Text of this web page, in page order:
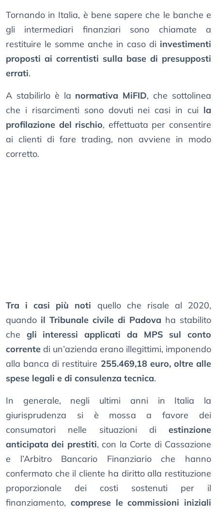
Tornando in Italia, è bene sapere che le banche e
gli intermediari finanziari sono chiamate a
restituire le somme anche in caso di investimenti
proposti ai correntisti sulla base di presupposti
errati.
A stabilirlo è la normativa MiFID, che sottolinea
che i risarcimenti sono dovuti nei casi in cui la
profilazione del rischio, effettuata per consentire
ai clienti di fare trading, non avviene in modo
corretto.
Tra i casi più noti quello che risale al 2020,
quando il Tribunale civile di Padova ha stabilito
che gli interessi applicati da MPS sul conto
corrente di un’azienda erano illegittimi, imponendo
alla banca di restituire 255.469,18 euro, oltre alle
spese legali e di consulenza tecnica.
In generale, negli ultimi anni in Italia la
giurisprudenza si è mossa a favore dei
consumatori nelle situazioni di estinzione
anticipata dei prestiti, con la Corte di Cassazione
e l’Arbitro Bancario Finanziario che hanno
confermato che il cliente ha diritto alla restituzione
proporzionale dei costi sostenuti per il
finanziamento, comprese le commissioni iniziali